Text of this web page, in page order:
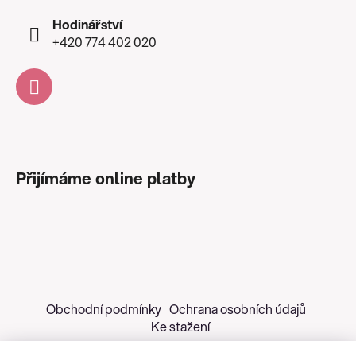
Hodinářství
+420 774 402 020
Přijímáme online platby
Obchodní podmínky Ochrana osobních údajů
Ke stažení